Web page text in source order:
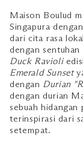
HUBUNGI
Telepon: +65
Maison Boulud
Singapura
dari cita rasa
dengan
Duck Ravioli
Emerald Sunset
dengan Durian
dengan durian
sebuah hidangan
terinspirasi dari
setempat.